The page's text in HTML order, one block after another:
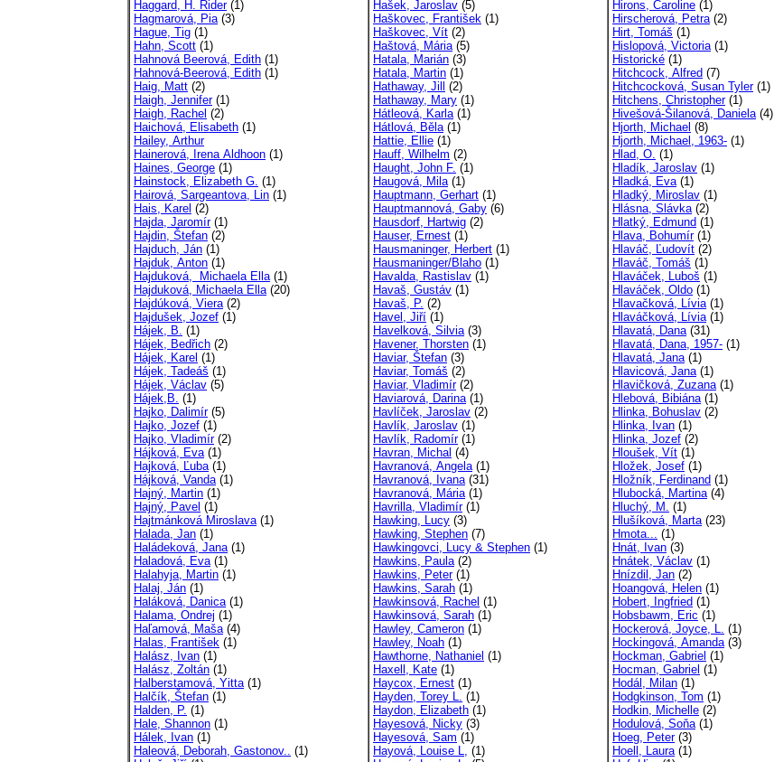
Haggard, H. Rider(1)
Hagmarová, Pia(3)
Hague, Tig (1)
Hahn, Scott (1)
Hahnová Beerová, Edith (1)
Hahnová-Beerová, Edith (1)
Haig, Matt (2)
Haigh, Jennifer(1)
Haigh, Rachel (2)
Haichová, Elisabeth (1)
Hailey, Arthur
Hainerová, Irena Aldhoon (1)
Haines, George (1)
Hainstock, Elizabeth G. (1)
Hairová, Sargeantova, Lin (1)
Hais, Karel (2)
Hajda, Jaromír(1)
Hajdin, Štefan (2)
Hajduch, Ján (1)
Hajduk, Anton (1)
Hajduková, Michaela Ella(1)
Hajduková, Michaela Ella(20)
Hajdúková, Viera(2)
Hajdušek, Jozef (1)
Hájek, B. (1)
Hájek, Bedřich (2)
Hájek, Karel (1)
Hájek, Tadeáš (1)
Hájek, Václav (5)
Hájek,B. (1)
Hajko, Dalimír(5)
Hajko, Jozef (1)
Hajko, Vladimír(2)
Hájková, Eva(1)
Hajková, Ľuba(1)
Hájková, Vanda(1)
Hajný, Martin (1)
Hajný, Pavel (1)
Hajtmánková Miroslava(1)
Halada, Jan (1)
Haládeková, Jana(1)
Haladová, Eva(1)
Halahyja, Martin (1)
Halaj, Ján (1)
Haláková, Danica(1)
Halama, Ondrej (1)
Haľamová, Maša(4)
Halas, František (1)
Halász, Ivan (1)
Halász, Zoltán (1)
Halberstamová, Yitta(1)
Halčík, Štefan (1)
Halden, P. (1)
Hale, Shannon (1)
Hálek, Ivan (1)
Haleová, Deborah, Gastonov.. (1)
Hašek, Jaroslav (5)
Haškovec, František (1)
Haškovec, Vít (2)
Haštová, Mária(5)
Hatala, Marián (3)
Hatala, Martin (1)
Hathaway, Jill
(2)
Hathaway, Mary (1)
Hátleová, Karla(1)
Hátlová, Běla(1)
Hattie, Ellie (1)
Hauff, Wilhelm (2)
Haught, John F. (1)
Haugová, Mila(1)
Hauptmann, Gerhart (1)
Hauptmannová, Gaby (6)
Hausdorf, Hartwig (2)
Hauser, Ernest (1)
Hausmaninger, Herbert (1)
Hausmaninger/Blaho (1)
Havalda, Rastislav (1)
Havaš, Gustáv (1)
Havaš, P. (2)
Havel, Jiří (1)
Havelková, Silvia(3)
Havener, Thorsten (1)
Haviar, Štefan (3)
Haviar, Tomáš (2)
Haviar, Vladimír(2)
Haviarová, Darina(1)
Havlíček, Jaroslav (2)
Havlík, Jaroslav (1)
Havlík, Radomír(1)
Havran, Michal (4)
Havranová, Angela(1)
Havranová, Ivana(31)
Havranová, Mária(1)
Havrilla, Vladimír(1)
Hawking, Lucy (3)
Hawking, Stephen (7)
Hawkingovci, Lucy & Stephen (1)
Hawkins, Paula(2)
Hawkins, Peter(1)
Hawkins, Sarah (1)
Hawkinsová, Rachel (1)
Hawkinsová, Sarah (1)
Hawley, Cameron (1)
Hawley, Noah (1)
Hawthorne, Nathaniel (1)
Haxell, Kate (1)
Haycox, Ernest (1)
Hayden, Torey L. (1)
Haydon, Elizabeth (1)
Hayesová, Nicky (3)
Hayesová, Sam (1)
Hayová, Louise L, (1)
Hirons, Caroline (1)
Hirscherová, Petra(2)
Hirt, Tomáš (1)
Hislopová, Victoria(1)
Historické (1)
Hitchcock, Alfred (7)
Hitchcocková, Susan Tyler(1)
Hitchens, Christopher(1)
Hivešová-Šilanová, Daniela(4)
Hjorth, Michael (8)
Hjorth, Michael, 1963- (1)
Hlad, O. (1)
Hladík, Jaroslav (1)
Hladká, Eva(1)
Hladký, Miroslav (1)
Hlásna, Slávka(2)
Hlatký, Edmund (1)
Hlava, Bohumír(1)
Hlaváč, Ľudovít (2)
Hlaváč, Tomáš (1)
Hlaváček, Luboš (1)
Hlaváček, Oldo (1)
Hlavačková, Lívia(1)
Hlaváčková, Lívia(1)
Hlavatá, Dana(31)
Hlavatá, Dana, 1957- (1)
Hlavatá, Jana(1)
Hlavicová, Jana(1)
Hlavičková, Zuzana(1)
Hlebová, Bibiána(1)
Hlinka, Bohuslav (2)
Hlinka, Ivan (1)
Hlinka, Jozef (2)
Hloušek, Vít (1)
Hložek, Josef (1)
Hložník, Ferdinand (1)
Hlubocká, Martina(4)
Hluchý, M. (1)
Hlušíková, Marta(23)
Hmota... (1)
Hnát, Ivan (3)
Hnátek, Václav (1)
Hnízdil, Jan (2)
Hoangová, Helen (1)
Hobert, Ingfried (1)
Hobsbawm, Eric (1)
Hockerová, Joyce, L. (1)
Hockingová, Amanda(3)
Hockman, Gabriel (1)
Hocman, Gabriel (1)
Hodál, Milan (1)
Hodgkinson, Tom (1)
Hodkin, Michelle (2)
Hodulová, Soňa(1)
Hoeg, Peter(3)
Hoell, Laura(1)